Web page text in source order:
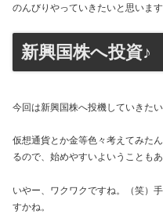
のんびりやっていきたいと思いま
新興国株へ投資♪
今回は新興国株へ投機していきた
仮想通貨とか金等色々考えてみた
るので、始めやすいよいうことも
いやー、ワクワクですね。（笑）
すかね。